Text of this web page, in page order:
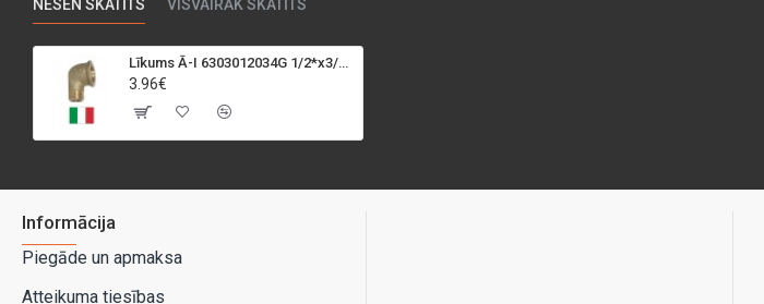
NESEN SKATĪTS VISVAIRĀK SKATĪTS
Līkums Ā-I 6303012034G 1/2*x3/4*, 1/2X3/4
3.96€
Informācija
Piegāde un apmaksa
Atteikuma tiesības